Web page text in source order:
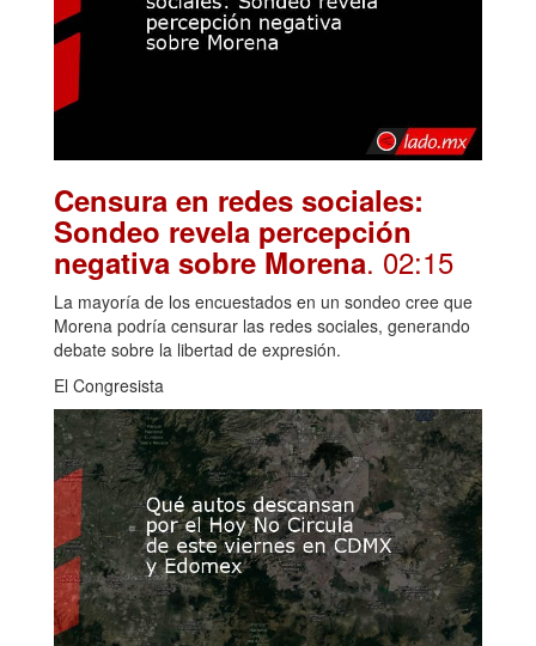
Censura en redes sociales:
Sondeo revela percepción
negativa sobre Morena. 02:15
La mayoría de los encuestados en un sondeo cree que
Morena podría censurar las redes sociales, generando
debate sobre la libertad de expresión.
El Congresista